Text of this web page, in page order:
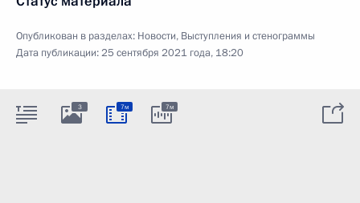
Опубликован в разделах: Новости, Выступления и стенограммы
Дата публикации:25 сентября 2021 года, 18:20
3 7м 7м